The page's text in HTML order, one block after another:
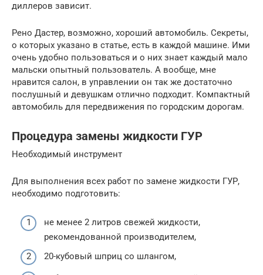
диллеров зависит.
Рено Дастер, возможно, хороший автомобиль. Секреты,
о которых указано в статье, есть в каждой машине. Ими
очень удобно пользоваться и о них знает каждый мало
мальски опытный пользователь. А вообще, мне
нравится салон, в управлении он так же достаточно
послушный и девушкам отлично подходит. Компактный
автомобиль для передвижения по городским дорогам.
Процедура замены жидкости ГУР
Необходимый инструмент
Для выполнения всех работ по замене жидкости ГУР,
необходимо подготовить:
не менее 2 литров свежей жидкости,
рекомендованной производителем,
20-кубовый шприц со шлангом,